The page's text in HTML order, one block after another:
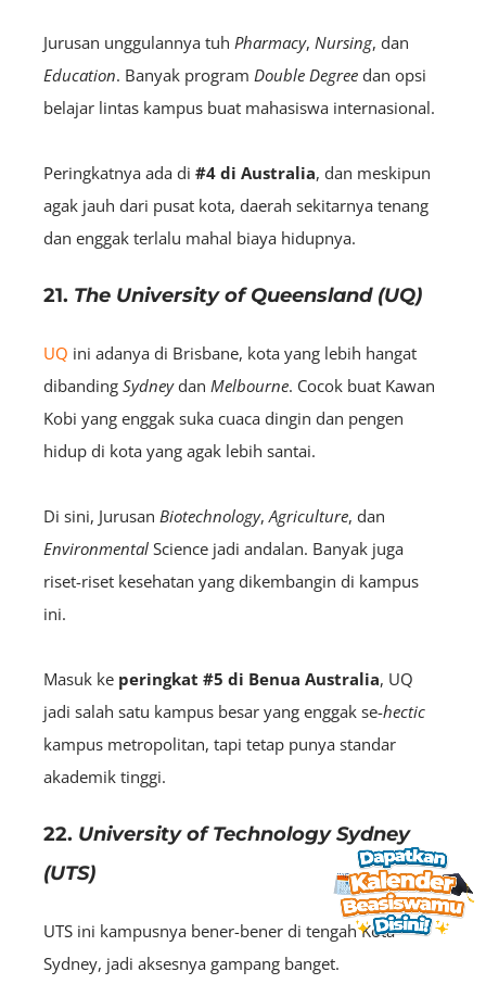
Jurusan unggulannya tuh Pharmacy, Nursing, dan
Education. Banyak program Double Degree dan opsi
belajar lintas kampus buat mahasiswa internasional.
Peringkatnya ada di #4 di Australia, dan meskipun
agak jauh dari pusat kota, daerah sekitarnya tenang
dan enggak terlalu mahal biaya hidupnya.
21. The University of Queensland (UQ)
UQ ini adanya di Brisbane, kota yang lebih hangat
dibanding Sydneydan Melbourne. Cocok buat Kawan
Kobi yang enggak suka cuaca dingin dan pengen
hidup di kota yang agak lebih santai.
Di sini, Jurusan Biotechnology, Agriculture, dan
Environmental Science jadi andalan. Banyak juga
riset-riset kesehatan yang dikembangin di kampus
ini.
Masuk ke peringkat #5 di Benua Australia, UQ
jadi salah satu kampus besar yang enggak se-hectic
kampus metropolitan, tapi tetap punya standar
akademik tinggi.
22. University of Technology Sydney
(UTS)
UTS ini kampusnya bener-bener di tengah Kota
Sydney, jadi aksesnya gampang banget.